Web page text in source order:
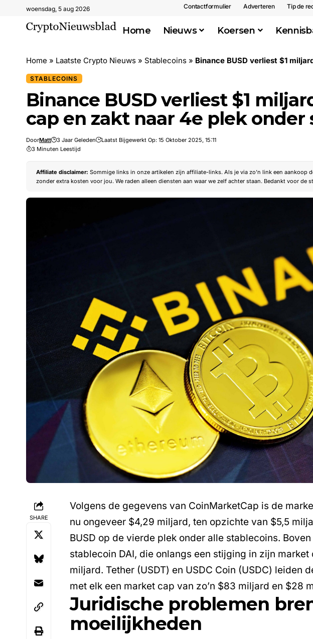
woensdag, 5 aug 2026 Contactformulier Adverteren Tip de
Home Nieuws Koersen
Home » Laatste Crypto Nieuws » Stablecoins » Binance BUSD verliest $1 miljard aan
STABLECOINS
Binance BUSD verliest $1
cap en zakt naar 4e plek onder
DoorMatt 3 Jaar Geleden
Laatst Bijgewerkt Op: 15 Oktober 2025, 15:11
3 Minuten Leestijd
Affiliate disclaimer: Sommige links in onze artikelen zijn affiliate-links. Als je via zo’n link een aankoop
zonder extra kosten voor jou. We raden alleen diensten aan waar we zelf achter staan. Bedankt voor de
SHARE
Volgens de gegevens van CoinMarketCap is de
nu ongeveer $4,29 miljard, ten opzichte van $5,5
BUSD op de vierde plek onder alle stablecoins.
stablecoin DAI, die onlangs een stijging in zijn
miljard. Tether (USDT) en USDC Coin (USDC) leiden
met elk een market cap van zo’n $83 miljard en $28
Juridische problemen
moeilijkheden